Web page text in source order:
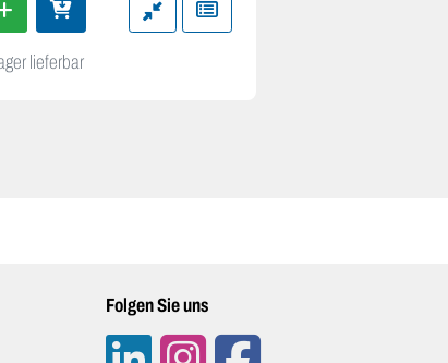
lieferbar
Folgen Sie uns